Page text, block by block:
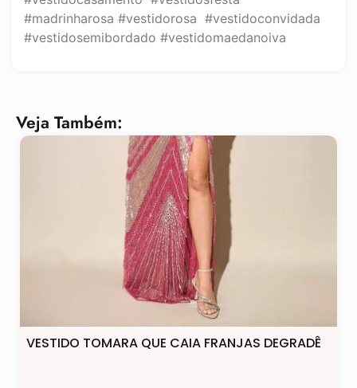
#madrinharosa #vestidorosa #vestidoconvidada
#vestidosemibordado #vestidomaedanoiva
Veja Também:
VESTIDO TOMARA QUE CAIA FRANJAS DEGRADÊ